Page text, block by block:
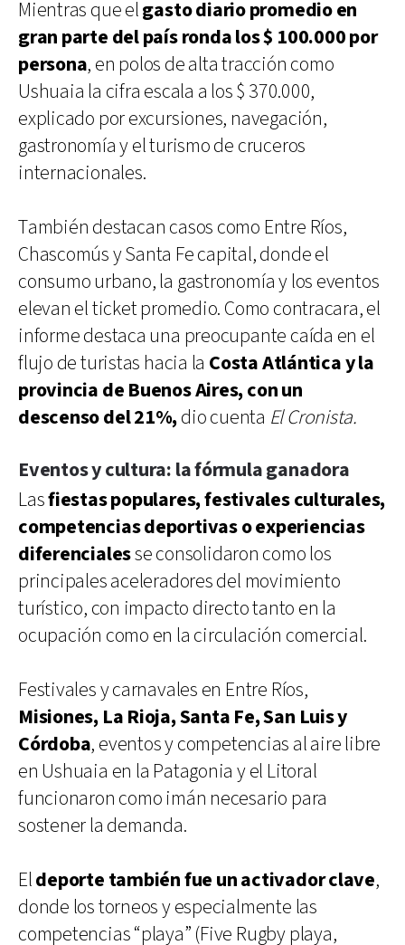
Mientras que elgasto diario promedio en
gran parte del país ronda los $ 100.000 por
persona, en polos de alta tracción como
Ushuaia la cifra escala a los $ 370.000,
explicado por excursiones, navegación,
gastronomía y el turismo de cruceros
internacionales.
También destacan casos como Entre Ríos,
Chascomús y Santa Fe capital, donde el
consumo urbano, la gastronomía y los eventos
elevan el ticket promedio. Como contracara, el
informe destaca una preocupante caída en el
flujo de turistas hacia la Costa Atlántica y la
provincia de Buenos Aires, con un
descenso del 21%,dio cuenta El Cronista.
Eventos y cultura: la fórmula ganadora
Lasfiestas populares, festivales culturales,
competencias deportivas o experiencias
diferencialesse consolidaron como los
principales aceleradores del movimiento
turístico, con impacto directo tanto en la
ocupación como en la circulación comercial.
Festivales y carnavales en Entre Ríos,
Misiones, La Rioja, Santa Fe, San Luis y
Córdoba, eventos y competencias al aire libre
en Ushuaia en la Patagonia y el Litoral
funcionaron como imán necesario para
sostener la demanda.
Eldeporte también fue un activador clave,
donde los torneos y especialmente las
competencias “playa” (Five Rugby playa,